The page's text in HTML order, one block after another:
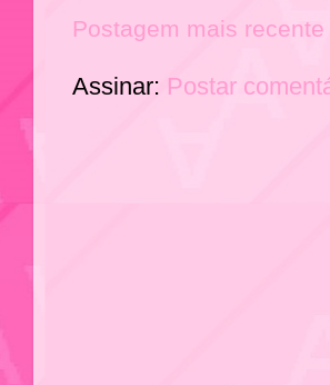
Postagem mais recente
Assinar: Postar